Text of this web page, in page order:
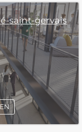
saint-gervais